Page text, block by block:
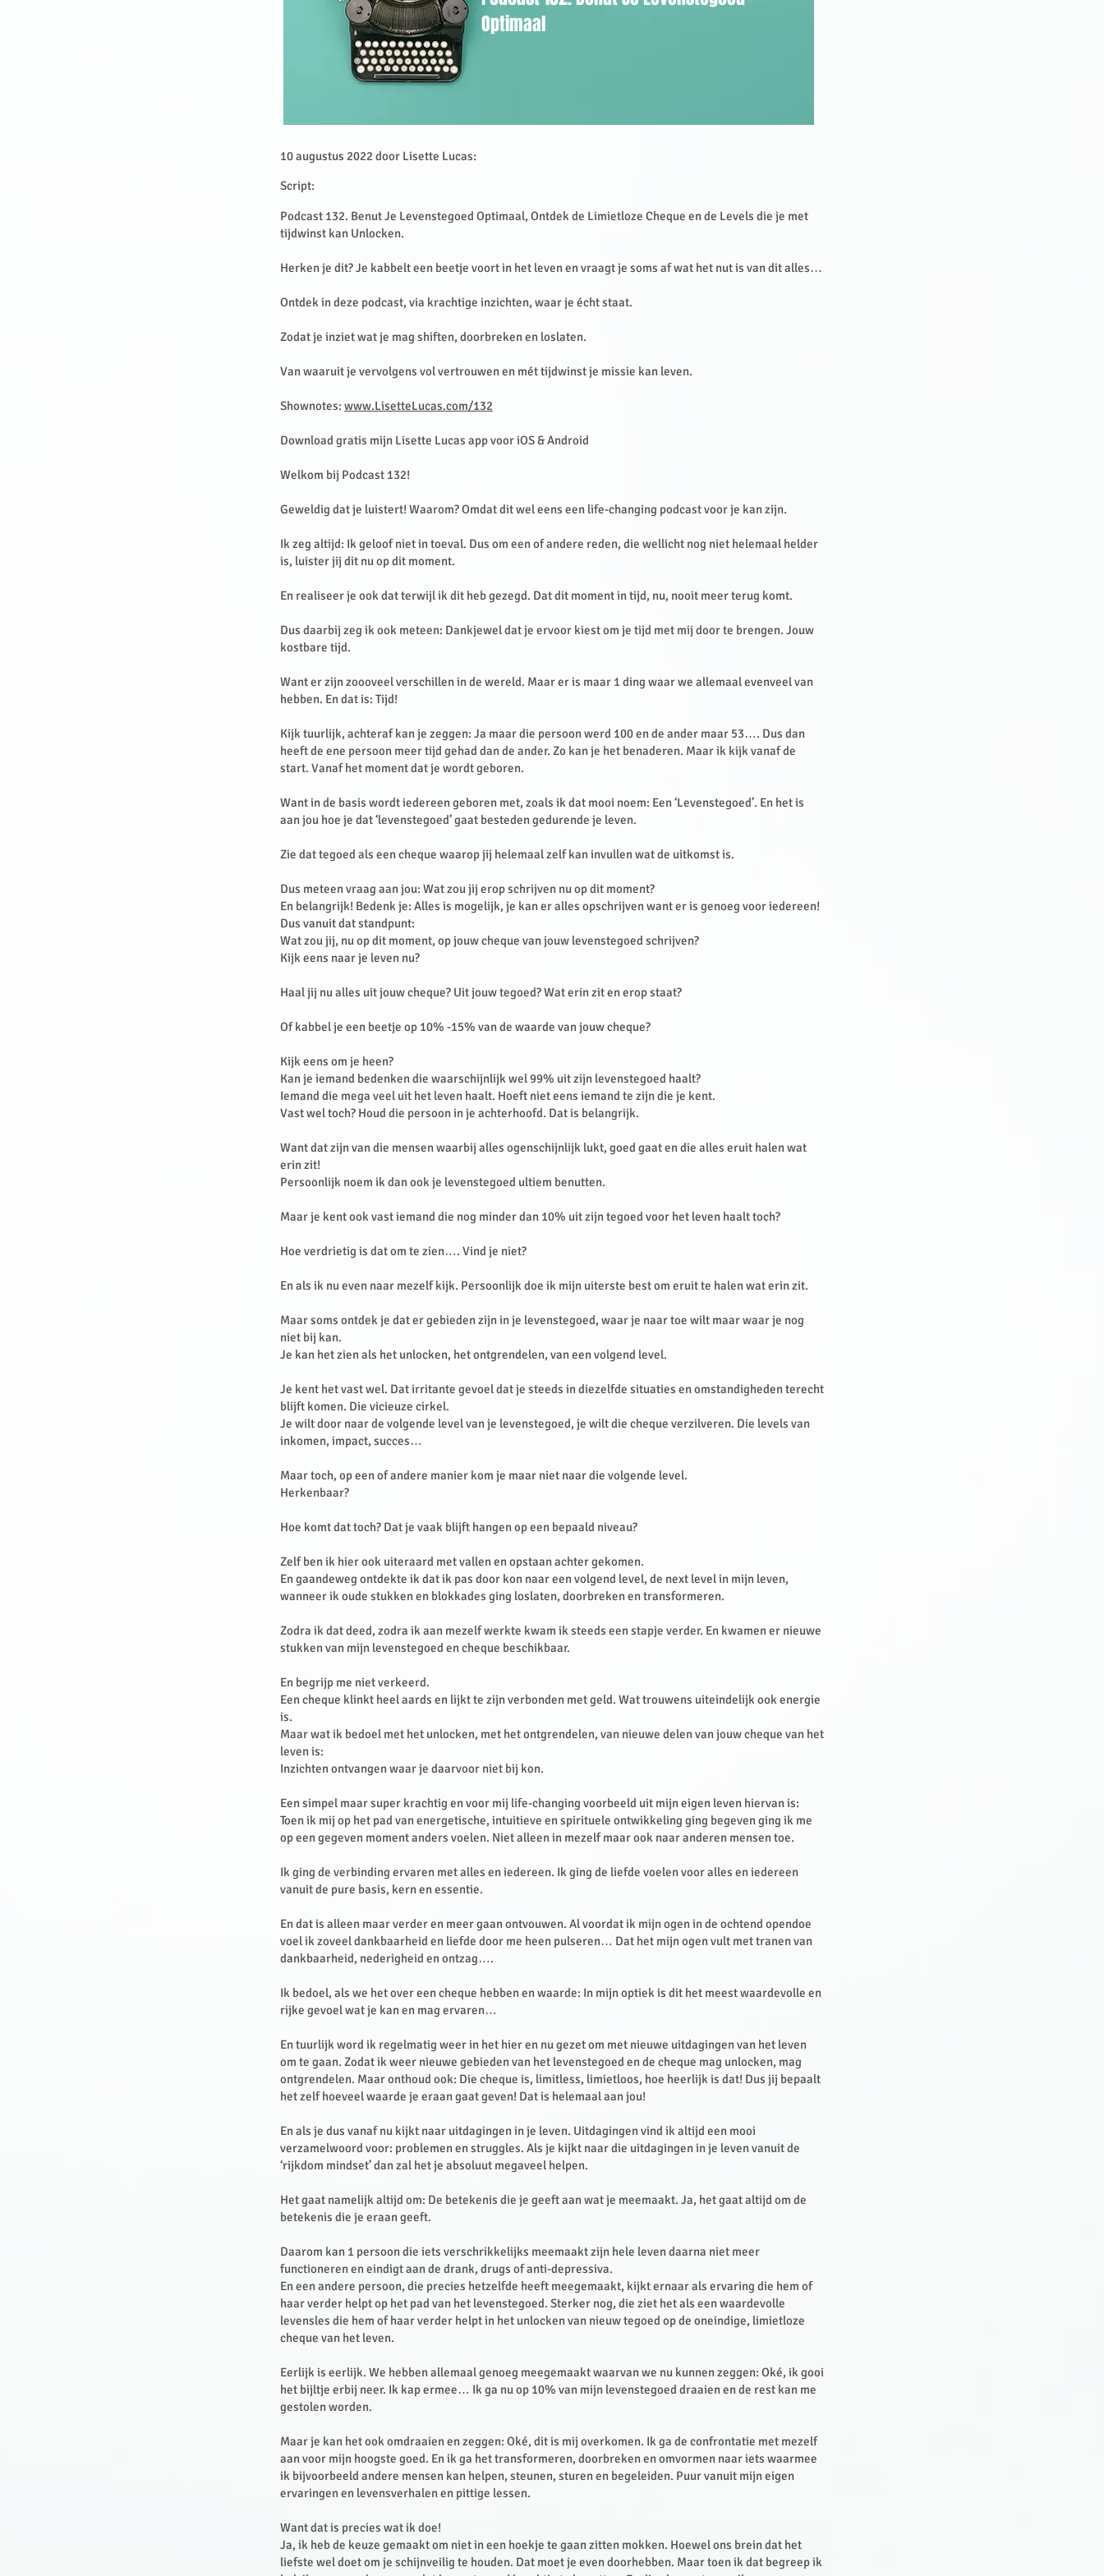
10 augustus 2022 door Lisette Lucas:
Script:
Podcast 132. Benut Je Levenstegoed Optimaal, Ontdek de Limietloze Cheque en de Levels die je met
tijdwinst kan Unlocken.
Herken je dit? Je kabbelt een beetje voort in het leven en vraagt je soms af wat het nut is van dit alles…
Ontdek in deze podcast, via krachtige inzichten, waar je écht staat.
Zodat je inziet wat je mag shiften, doorbreken en loslaten.
Van waaruit je vervolgens vol vertrouwen en mét tijdwinst je missie kan leven.
Shownotes: www.LisetteLucas.com/132
Download gratis mijn Lisette Lucas app voor iOS & Android
Welkom bij Podcast 132!
Geweldig dat je luistert! Waarom? Omdat dit wel eens een life-changing podcast voor je kan zijn.
Ik zeg altijd: Ik geloof niet in toeval. Dus om een of andere reden, die wellicht nog niet helemaal helder
is, luister jij dit nu op dit moment.
En realiseer je ook dat terwijl ik dit heb gezegd. Dat dit moment in tijd, nu, nooit meer terug komt.
Dus daarbij zeg ik ook meteen: Dankjewel dat je ervoor kiest om je tijd met mij door te brengen. Jouw
kostbare tijd.
Want er zijn zoooveel verschillen in de wereld. Maar er is maar 1 ding waar we allemaal evenveel van
hebben. En dat is: Tijd!
Kijk tuurlijk, achteraf kan je zeggen: Ja maar die persoon werd 100 en de ander maar 53…. Dus dan
heeft de ene persoon meer tijd gehad dan de ander. Zo kan je het benaderen. Maar ik kijk vanaf de
start. Vanaf het moment dat je wordt geboren.
Want in de basis wordt iedereen geboren met, zoals ik dat mooi noem: Een ‘Levenstegoed’. En het is
aan jou hoe je dat ‘levenstegoed’ gaat besteden gedurende je leven.
Zie dat tegoed als een cheque waarop jij helemaal zelf kan invullen wat de uitkomst is.
Dus meteen vraag aan jou: Wat zou jij erop schrijven nu op dit moment?
En belangrijk! Bedenk je: Alles is mogelijk, je kan er alles opschrijven want er is genoeg voor iedereen!
Dus vanuit dat standpunt:
Wat zou jij, nu op dit moment, op jouw cheque van jouw levenstegoed schrijven?
Kijk eens naar je leven nu?
Haal jij nu alles uit jouw cheque? Uit jouw tegoed? Wat erin zit en erop staat?
Of kabbel je een beetje op 10% -15% van de waarde van jouw cheque?
Kijk eens om je heen?
Kan je iemand bedenken die waarschijnlijk wel 99% uit zijn levenstegoed haalt?
Iemand die mega veel uit het leven haalt. Hoeft niet eens iemand te zijn die je kent.
Vast wel toch? Houd die persoon in je achterhoofd. Dat is belangrijk.
Want dat zijn van die mensen waarbij alles ogenschijnlijk lukt, goed gaat en die alles eruit halen wat
erin zit!
Persoonlijk noem ik dan ook je levenstegoed ultiem benutten.
Maar je kent ook vast iemand die nog minder dan 10% uit zijn tegoed voor het leven haalt toch?
Hoe verdrietig is dat om te zien…. Vind je niet?
En als ik nu even naar mezelf kijk. Persoonlijk doe ik mijn uiterste best om eruit te halen wat erin zit.
Maar soms ontdek je dat er gebieden zijn in je levenstegoed, waar je naar toe wilt maar waar je nog
niet bij kan.
Je kan het zien als het unlocken, het ontgrendelen, van een volgend level.
Je kent het vast wel. Dat irritante gevoel dat je steeds in diezelfde situaties en omstandigheden terecht
blijft komen. Die vicieuze cirkel.
Je wilt door naar de volgende level van je levenstegoed, je wilt die cheque verzilveren. Die levels van
inkomen, impact, succes…
Maar toch, op een of andere manier kom je maar niet naar die volgende level.
Herkenbaar?
Hoe komt dat toch? Dat je vaak blijft hangen op een bepaald niveau?
Zelf ben ik hier ook uiteraard met vallen en opstaan achter gekomen.
En gaandeweg ontdekte ik dat ik pas door kon naar een volgend level, de next level in mijn leven,
wanneer ik oude stukken en blokkades ging loslaten, doorbreken en transformeren.
Zodra ik dat deed, zodra ik aan mezelf werkte kwam ik steeds een stapje verder. En kwamen er nieuwe
stukken van mijn levenstegoed en cheque beschikbaar.
En begrijp me niet verkeerd.
Een cheque klinkt heel aards en lijkt te zijn verbonden met geld. Wat trouwens uiteindelijk ook energie
is.
Maar wat ik bedoel met het unlocken, met het ontgrendelen, van nieuwe delen van jouw cheque van het
leven is:
Inzichten ontvangen waar je daarvoor niet bij kon.
Een simpel maar super krachtig en voor mij life-changing voorbeeld uit mijn eigen leven hiervan is:
Toen ik mij op het pad van energetische, intuitieve en spirituele ontwikkeling ging begeven ging ik me
op een gegeven moment anders voelen. Niet alleen in mezelf maar ook naar anderen mensen toe.
Ik ging de verbinding ervaren met alles en iedereen. Ik ging de liefde voelen voor alles en iedereen
vanuit de pure basis, kern en essentie.
En dat is alleen maar verder en meer gaan ontvouwen. Al voordat ik mijn ogen in de ochtend opendoe
voel ik zoveel dankbaarheid en liefde door me heen pulseren… Dat het mijn ogen vult met tranen van
dankbaarheid, nederigheid en ontzag….
Ik bedoel, als we het over een cheque hebben en waarde: In mijn optiek is dit het meest waardevolle en
rijke gevoel wat je kan en mag ervaren…
En tuurlijk word ik regelmatig weer in het hier en nu gezet om met nieuwe uitdagingen van het leven
om te gaan. Zodat ik weer nieuwe gebieden van het levenstegoed en de cheque mag unlocken, mag
ontgrendelen. Maar onthoud ook: Die cheque is, limitless, limietloos, hoe heerlijk is dat! Dus jij bepaalt
het zelf hoeveel waarde je eraan gaat geven! Dat is helemaal aan jou!
En als je dus vanaf nu kijkt naar uitdagingen in je leven. Uitdagingen vind ik altijd een mooi
verzamelwoord voor: problemen en struggles. Als je kijkt naar die uitdagingen in je leven vanuit de
‘rijkdom mindset’ dan zal het je absoluut megaveel helpen.
Het gaat namelijk altijd om: De betekenis die je geeft aan wat je meemaakt. Ja, het gaat altijd om de
betekenis die je eraan geeft.
Daarom kan 1 persoon die iets verschrikkelijks meemaakt zijn hele leven daarna niet meer
functioneren en eindigt aan de drank, drugs of anti-depressiva.
En een andere persoon, die precies hetzelfde heeft meegemaakt, kijkt ernaar als ervaring die hem of
haar verder helpt op het pad van het levenstegoed. Sterker nog, die ziet het als een waardevolle
levensles die hem of haar verder helpt in het unlocken van nieuw tegoed op de oneindige, limietloze
cheque van het leven.
Eerlijk is eerlijk. We hebben allemaal genoeg meegemaakt waarvan we nu kunnen zeggen: Oké, ik gooi
het bijltje erbij neer. Ik kap ermee… Ik ga nu op 10% van mijn levenstegoed draaien en de rest kan me
gestolen worden.
Maar je kan het ook omdraaien en zeggen: Oké, dit is mij overkomen. Ik ga de confrontatie met mezelf
aan voor mijn hoogste goed. En ik ga het transformeren, doorbreken en omvormen naar iets waarmee
ik bijvoorbeeld andere mensen kan helpen, steunen, sturen en begeleiden. Puur vanuit mijn eigen
ervaringen en levensverhalen en pittige lessen.
Want dat is precies wat ik doe!
Ja, ik heb de keuze gemaakt om niet in een hoekje te gaan zitten mokken. Hoewel ons brein dat het
liefste wel doet om je schijnveilig te houden. Dat moet je even doorhebben. Maar toen ik dat begreep ik
Optimaal